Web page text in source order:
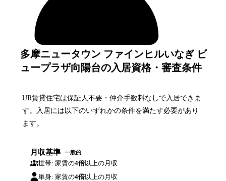
多摩ニュータウン ファインヒルいなぎ ビ
ュープラザ向陽台の入居資格・審査条件
UR賃貸住宅は保証人不要・仲介手数料なしで入居できま
す。入居には以下のいずれかの条件を満たす必要があり
ます。
月収基準 一般的
世帯: 家賃の4倍以上の月収
単身: 家賃の4倍以上の月収